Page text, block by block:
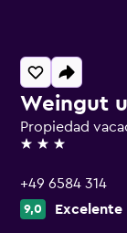
Weingut
Propiedad
3 estrellas
+49 6584 314
9,0 Excelente